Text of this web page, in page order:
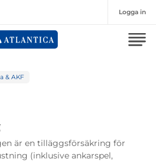
Logga in
& AKF
är en tilläggsförsäkring för
(inklusive ankarspel,